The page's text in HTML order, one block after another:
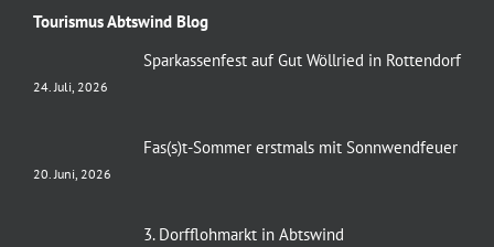
Tourismus Abtswind Blog
Sparkassenfest auf Gut Wöllried in Rottendorf
24. Juli, 2026
Fas(s)t-Sommer erstmals mit Sonnwendfeuer
20. Juni, 2026
3. Dorfflohmarkt in Abtswind